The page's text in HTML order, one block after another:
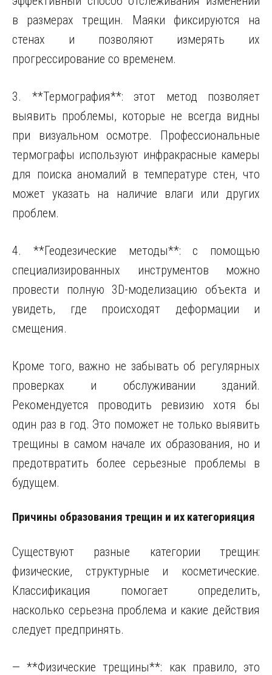
в размерах трещин. Маяки фиксируются на
стенах и позволяют измерять их
прогрессирование со временем.
3. **Термография**: этот метод позволяет
выявить проблемы, которые не всегда видны
при визуальном осмотре. Профессиональные
термографы используют инфракрасные камеры
для поиска аномалий в температуре стен, что
может указать на наличие влаги или других
проблем.
4. **Геодезические методы**: с помощью
специализированных инструментов можно
провести полную 3D-моделизацию объекта и
увидеть, где происходят деформации и
смещения.
Кроме того, важно не забывать об регулярных
проверках и обслуживании зданий.
Рекомендуется проводить ревизию хотя бы
один раз в год. Это поможет не только выявить
трещины в самом начале их образования, но и
предотвратить более серьезные проблемы в
будущем.
Причины образования трещин и их категорияция
Существуют разные категории трещин:
физические, структурные и косметические.
Классификация помогает определить,
насколько серьезна проблема и какие действия
следует предпринять.
— **Физические трещины**: как правило, это